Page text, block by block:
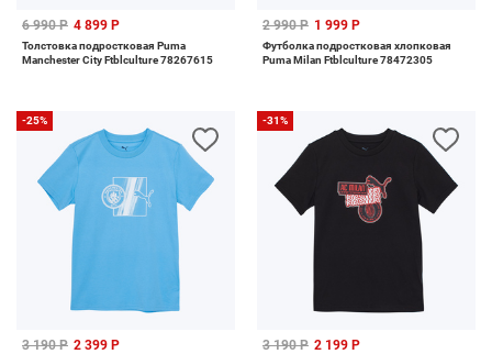
6 990 Р 4 899 Р
Толстовка подростковая Puma
Manchester City Ftblculture 78267615
2 990 Р 1 999 Р
Футболка подростковая хлопковая
Puma Milan Ftblculture 78472305
-25%
3 190 Р 2 399 Р
-31%
3 190 Р 2 199 Р